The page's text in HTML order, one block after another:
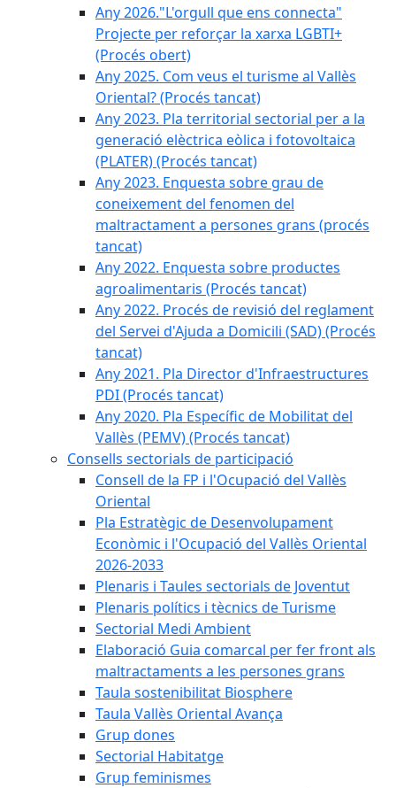
Any 2026."L'orgull que ens connecta"
Projecte per reforçar la xarxa LGBTI+
(Procés obert)
Any 2025. Com veus el turisme al Vallès
Oriental? (Procés tancat)
Any 2023. Pla territorial sectorial per a la
generació elèctrica eòlica i fotovoltaica
(PLATER) (Procés tancat)
Any 2023. Enquesta sobre grau de
coneixement del fenomen del
maltractament a persones grans (procés
tancat)
Any 2022. Enquesta sobre productes
agroalimentaris (Procés tancat)
Any 2022. Procés de revisió del reglament
del Servei d'Ajuda a Domicili (SAD) (Procés
tancat)
Any 2021. Pla Director d'Infraestructures
PDI (Procés tancat)
Any 2020. Pla Específic de Mobilitat del
Vallès (PEMV) (Procés tancat)
Consells sectorials de participació
Consell de la FP i l'Ocupació del Vallès
Oriental
Pla Estratègic de Desenvolupament
Econòmic i l'Ocupació del Vallès Oriental
2026-2033
Plenaris i Taules sectorials de Joventut
Plenaris polítics i tècnics de Turisme
Sectorial Medi Ambient
Elaboració Guia comarcal per fer front als
maltractaments a les persones grans
Taula sostenibilitat Biosphere
Taula Vallès Oriental Avança
Grup dones
Sectorial Habitatge
Grup feminismes